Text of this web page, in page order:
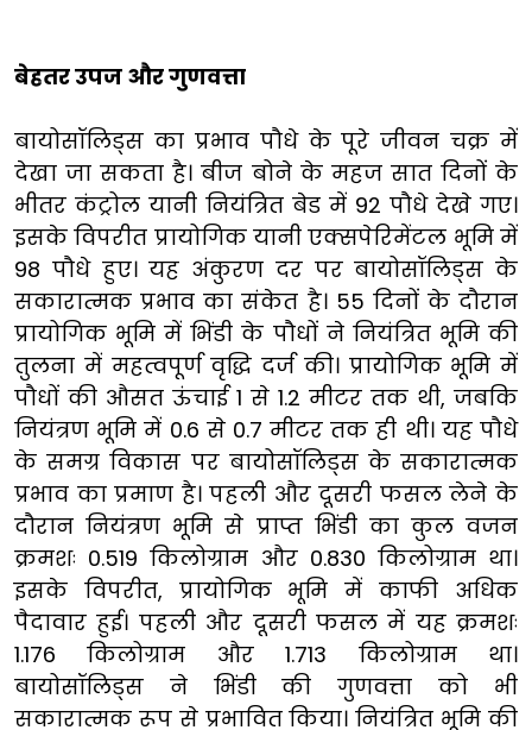
बेहतर उपज और गुणवत्ता
बायोसॉलिड्स का प्रभाव पौधे के पूरे जीवन चक्र में
देखा जा सकता है। बीज बोने के महज सात दिनों के
भीतर कंट्रोल यानी नियंत्रित बेड में 92 पौधे देखे गए।
इसके विपरीत प्रायोगिक यानी एक्सपेरिमेंटल भूमि में
98 पौधे हुए। यह अंकुरण दर पर बायोसॉलिड्स के
सकारात्मक प्रभाव का संकेत है। 55 दिनों के दौरान
प्रायोगिक भूमि में भिंडी के पौधों ने नियंत्रित भूमि की
तुलना में महत्वपूर्ण वृद्धि दर्ज की। प्रायोगिक भूमि में
पौधों की औसत ऊंचाई 1 से 1.2 मीटर तक थी, जबकि
नियंत्रण भूमि में 0.6 से 0.7 मीटर तक ही थी। यह पौधे
के समग्र विकास पर बायोसॉलिड्स के सकारात्मक
प्रभाव का प्रमाण है। पहली और दूसरी फसल लेने के
दौरान नियंत्रण भूमि से प्राप्त भिंडी का कुल वजन
क्रमशः 0.519 किलोग्राम और 0.830 किलोग्राम था।
इसके विपरीत, प्रायोगिक भूमि में काफी अधिक
पैदावार हुई। पहली और दूसरी फसल में यह क्रमशः
1.176 किलोग्राम और 1.713 किलोग्राम था।
बायोसॉलिड्स ने भिंडी की गुणवत्ता को भी
सकारात्मक रूप से प्रभावित किया। नियंत्रित भूमि की